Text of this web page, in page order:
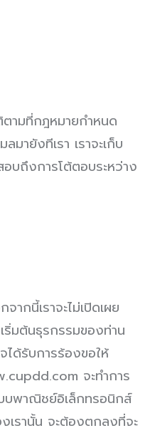
ตามที่กฎหมายกำหนด
ายังทีเรา เราจะเก็บ
บถึงการโต้ตอบระหว่าง
กนี้เราจะไม่เปิดเผย
ริ่มต้นธุรกรรมของท่าน
ด้รับการร้องขอให้
จะทำการ
บพาณิชย์อิเล็กทรอนิกส์
เรานั้น จะต้องตกลงที่จะ